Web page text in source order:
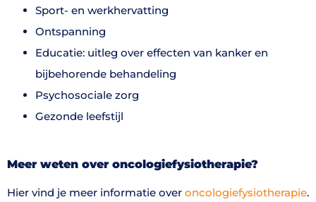
Sport- en werkhervatting
Ontspanning
Educatie: uitleg over effecten van kanker en
bijbehorende behandeling
Psychosociale zorg
Gezonde leefstijl
Meer weten over oncologiefysiotherapie?
Hier vind je meer informatie over oncologiefysiotherapie.